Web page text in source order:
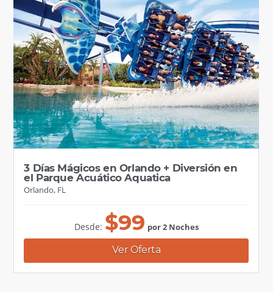
3 Días Mágicos en Orlando + Diversión en
el Parque Acuático Aquatica
Orlando, FL
Desde: $99 por 2 Noches
Ver Oferta